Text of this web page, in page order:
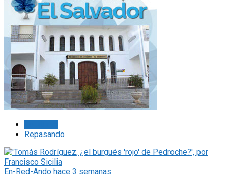
Repasando
En-Red-Ando hace 3 semanas